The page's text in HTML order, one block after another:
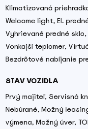
Klimatizovaná
Welcome light, El.
Vyhrievané predné
Vonkajší teplomer,
Bezdrôtové nabíjanie
STAV VOZIDLA
Prvý majiteľ, Servisná
Nebúrané, Možný
výmena, Možný úver,